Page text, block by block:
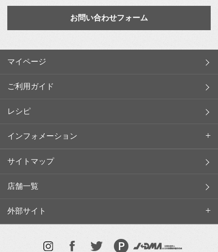
お問い合わせフォーム
マイページ
ご利用ガイド
レシピ
インフォメーション
サイトマップ
店舗一覧
外部サイト